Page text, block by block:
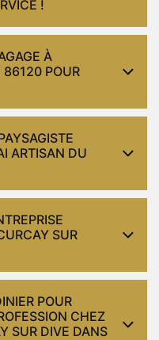
!
À
86120 POUR
ARTISAN DU
SUR
POUR
CHEZ
SUR DIVE DANS